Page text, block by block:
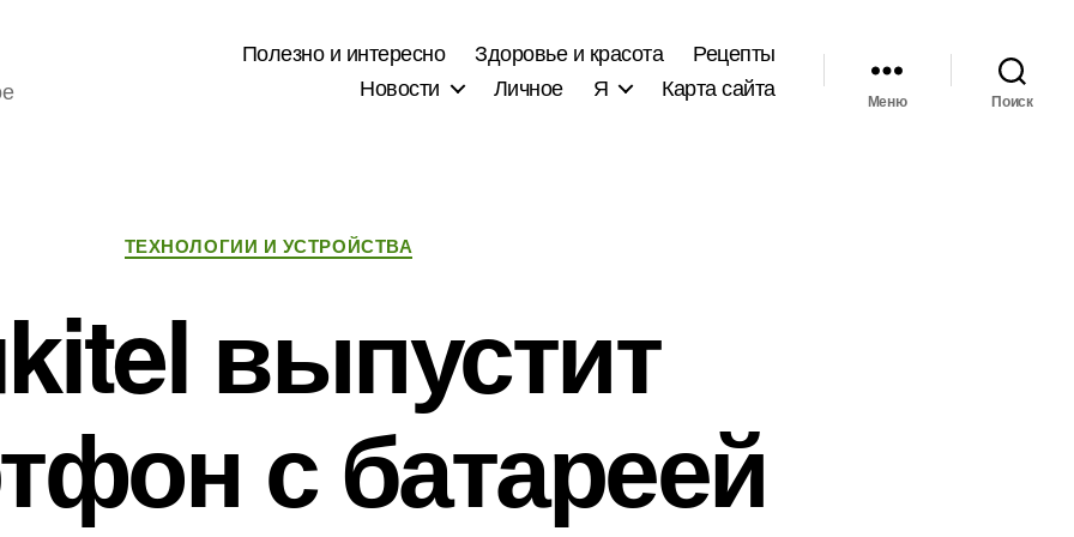
Полезно и интересно Здоровье и красота
Рецепты
Новости
Личное Я Карта сайта Меню Поиск
Рубрики
ТЕХНОЛОГИИ И УСТРОЙСТВА
выпустит
с батареей